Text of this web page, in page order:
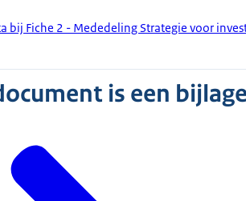
bij Fiche 2 - Mededeling Strategie voor
is een